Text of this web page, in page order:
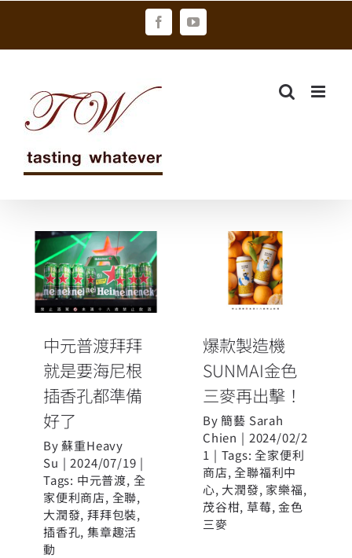
FacebookYouTube
中元普渡拜拜
就是要海尼根
插香孔都準備
中元普渡拜拜
就是要海尼根
插香孔都準備
好了
By蘇重Heavy
Su | 2024/07/19 |
Tags: 中元普渡, 全
家便利商店, 全聯,
大潤發,拜拜包裝,
插香孔,集章趣活
動
爆款製造機
SUNMAI金色
三麥再出擊！
爆款製造機
SUNMAI金色
三麥再出擊！
By簡藝 Sarah
Chien | 2024/02/2
1 | Tags:全家便利
商店,全聯福利中
心, 大潤發, 家樂福,
茂谷柑,草莓,金色
三麥